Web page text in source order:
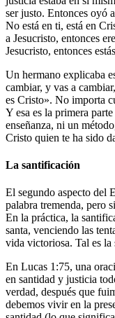
ser justo. Entonces oyó
No está en ti, está en
a Jesucristo, entonces
Jesucristo, entonces
Un hermano explicaba
cambiar, y vas a
es Cristo». No importa
Y esa es la primera
enseñanza, ni un
Cristo quien te ha sido
La santificación
El segundo aspecto del
palabra tremenda, pero
En la práctica, la
santa, venciendo las
vida victoriosa. Tal es la
En Lucas 1:75, una
en santidad y justicia
verdad, después que
debemos vivir en la